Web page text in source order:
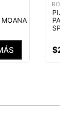
MOANA
$